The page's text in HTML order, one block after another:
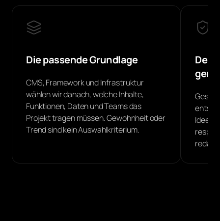
Die passende Grundlage
CMS, Framework und Infrastruktur
wählen wir danach, welche Inhalte,
Funktionen, Daten und Teams das
Projekt tragen müssen. Gewohnheit oder
Trend sind kein Auswahlkriterium.
Idee